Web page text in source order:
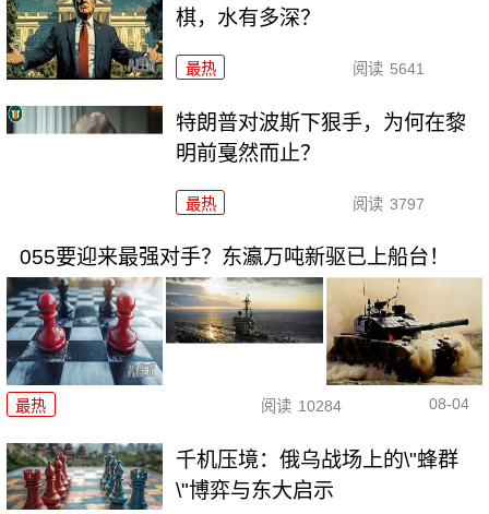
棋，水有多深？
最热 阅读 5641
特朗普对波斯下狠手，为何在黎
明前戛然而止？
最热 阅读 3797
055要迎来最强对手？东瀛万吨新驱已上船台！
最热 阅读 10284 08-04
千机压境：俄乌战场上的\"蜂群
\"博弈与东大启示